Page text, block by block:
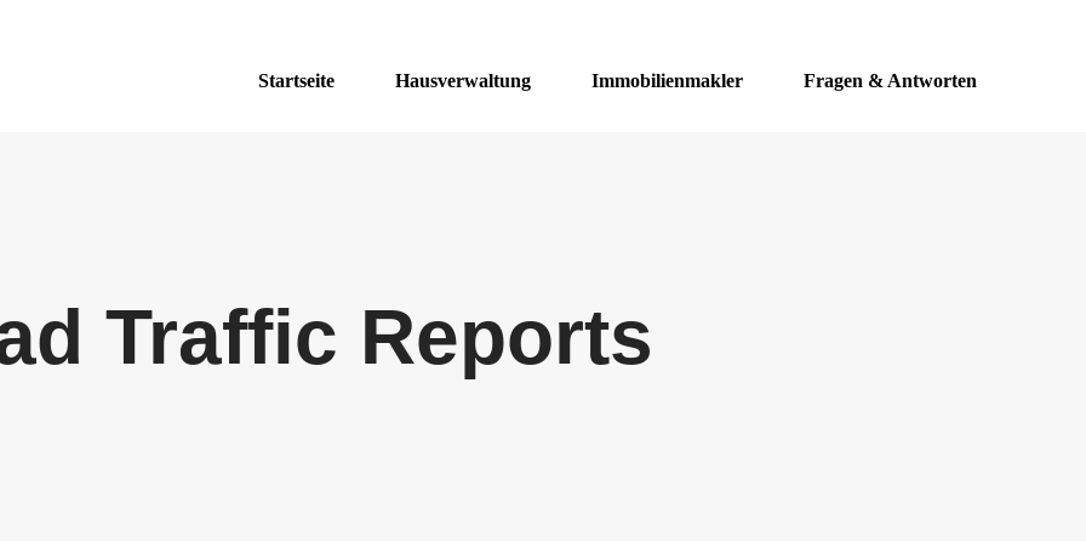
Startseite Hausverwaltung Immobilienmakler Fragen & Antworten
Traffic Reports